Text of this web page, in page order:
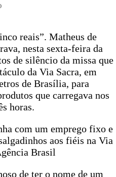
reais”. Matheus de
nesta sexta-feira da
de silêncio da missa que
da Via Sacra, em
de Brasília, para
que carregava nos
horas.
com um emprego fixo e
aos fiéis na Via
Brasil
de ter o nome de um